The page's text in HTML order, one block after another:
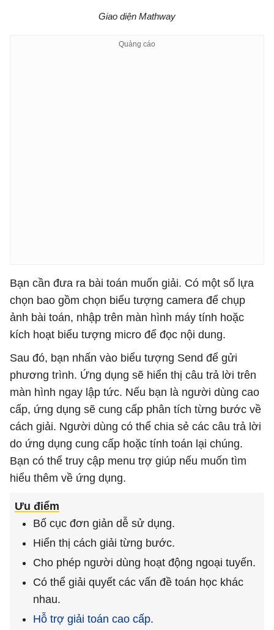
Giao diện Mathway
Bạn cần đưa ra bài toán muốn giải. Có một số lựa
chọn bao gồm chọn biểu tượng camera để chụp
ảnh bài toán, nhập trên màn hình máy tính hoặc
kích hoạt biểu tượng micro để đọc nội dung.
Sau đó, bạn nhấn vào biểu tượng Send để gửi
phương trình. Ứng dụng sẽ hiển thị câu trả lời trên
màn hình ngay lập tức. Nếu bạn là người dùng cao
cấp, ứng dụng sẽ cung cấp phân tích từng bước về
cách giải. Người dùng có thể chia sẻ các câu trả lời
do ứng dụng cung cấp hoặc tính toán lại chúng.
Bạn có thể truy cập menu trợ giúp nếu muốn tìm
hiểu thêm về ứng dụng.
Ưu điểm
Bố cục đơn giản dễ sử dụng.
Hiển thị cách giải từng bước.
Cho phép người dùng hoạt động ngoại tuyến.
Có thể giải quyết các vấn đề toán học khác
nhau.
Hỗ trợ giải toán cao cấp.